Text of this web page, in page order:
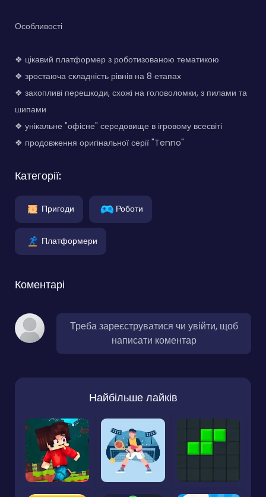
Особливості
❖ цікавий платформер з роботизованою тематикою
❖ зростаюча складність рівнів на 8 етапах
❖ захопливі перешкоди, схожі на головоломки, з пилами та
шипами
❖ унікальне "офісне" середовище в ігровому всесвіті
❖ продовження оригінальної серії "Tenno"
Категорії:
Пригоди Роботи
Платформери
Коментарі
Треба зареєструватися чи увійти, щоб
написати коментар
Найбільше лайків